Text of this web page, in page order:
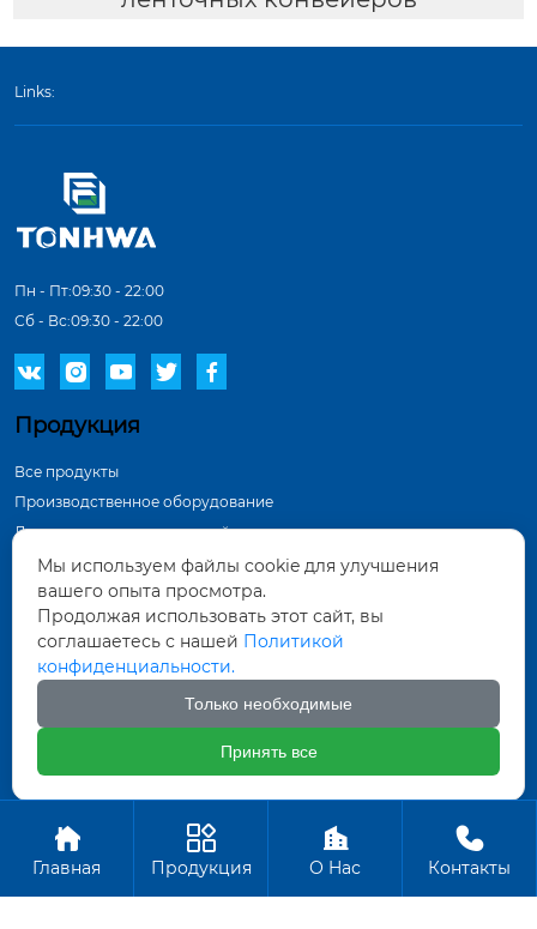
Links:
Пн - Пт:09:30 - 22:00
Сб - Вс:09:30 - 22:00
    
Продукция
Все продукты
Производственное оборудование
Демонстрация в мастерской
Инспекционное оборудование
Контактная информация
Тунхуа Группа, промышленный парк по
производству оборудования, город Датун,
571452961@qq.com
Авторское право ©ООО Датун Тунхуа Горных Машин
Производство

Главная

Продукция

О Hас

Контакты
Мы используем файлы cookie для улучшения
вашего опыта просмотра.
Продолжая использовать этот сайт, вы
соглашаетесь с нашей Политикой
конфиденциальности.
Только необходимые
Принять все